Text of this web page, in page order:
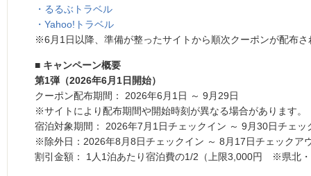
・るるぶトラベル
・Yahoo!トラベル
※6月1日以降、準備が整ったサイトから順次クーポンが配布さ
■ キャンペーン概要
第1弾（2026年6月1日開始）
クーポン配布期間： 2026年6月1日 ～ 9月29日
※サイトにより配布期間や開始時刻が異なる場合があります。
宿泊対象期間： 2026年7月1日チェックイン ～ 9月30日チェッ
※除外日：2026年8月8日チェックイン ～ 8月17日チェックア
割引金額： 1人1泊あたり宿泊費の1/2（上限3,000円 ※県北